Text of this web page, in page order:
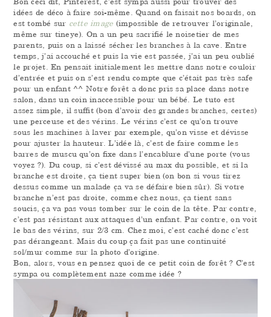
idées de déco à faire soi-même. Quand on faisait nos boards, on
est tombé sur cette image (impossible de retrouver l’originale,
même sur tineye). On a un peu sacrifié le noisetier de mes
parents, puis on a laissé sécher les branches à la cave. Entre
temps, j’ai accouché et puis la vie est passée, j’ai un peu oublié
le projet. En pensait initialement les mettre dans notre couloir
d’entrée et puis on s’est rendu compte que c’était pas très safe
pour un enfant ^^ Notre forêt a donc pris sa place dans notre
salon, dans un coin inaccessible pour un bébé. Le tuto est
assez simple, il suffit (bon d’avoir des grandes branches, certes)
une perceuse et des vérins. Le vérins c’est ce qu’on trouve
sous les machines à laver par exemple, qu’on visse et dévisse
pour ajuster la hauteur. L’idée là, c’est de faire comme les
barres de muscu qu’on fixe dans l’encablure d’une porte (vous
voyez ?). Du coup, si c’est dévissé au max du possible, et si la
branche est droite, ça tient super bien (on bon si vous tirez
dessus comme un malade ça va se défaire bien sûr). Si votre
branche n’est pas droite, comme chez nous, ça tient sans
soucis, ça va pas vous tomber sur le coin de la tête. Par contre,
c’est pas résistant aux attaques d’un enfant. Par contre, on voit
le bas des vérins, sur 2/3 cm. Chez moi, c’est caché donc c’est
pas dérangeant. Mais du coup ça fait pas une continuité
sol/mur comme sur la photo d’origine.
Bon, alors, vous en pensez quoi de ce petit coin de forêt ? C’est
sympa ou complètement naze comme idée ?